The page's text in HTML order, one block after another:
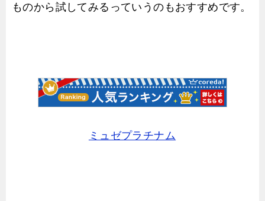
ものから試してみるっていうのもおすすめです。
ミュゼプラチナム